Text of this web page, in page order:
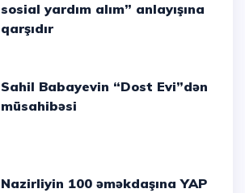
sosial yardım alım” anlayışına
qarşıdır
Sahil Babayevin “Dost Evi”dən
müsahibəsi
Nazirliyin 100 əməkdaşına YAP